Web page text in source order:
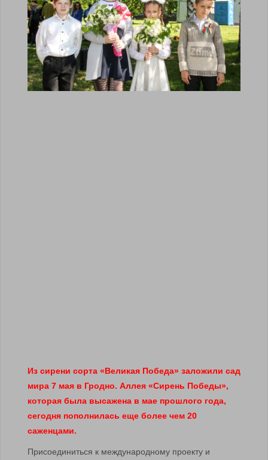
Из сирени сорта «Великая Победа» заложили сад
мира 7 мая в Гродно. Аллея «Сирень Победы»,
которая была высажена в мае прошлого года,
сегодня пополнилась еще более чем 20
саженцами.
Присоединиться к международному проекту и